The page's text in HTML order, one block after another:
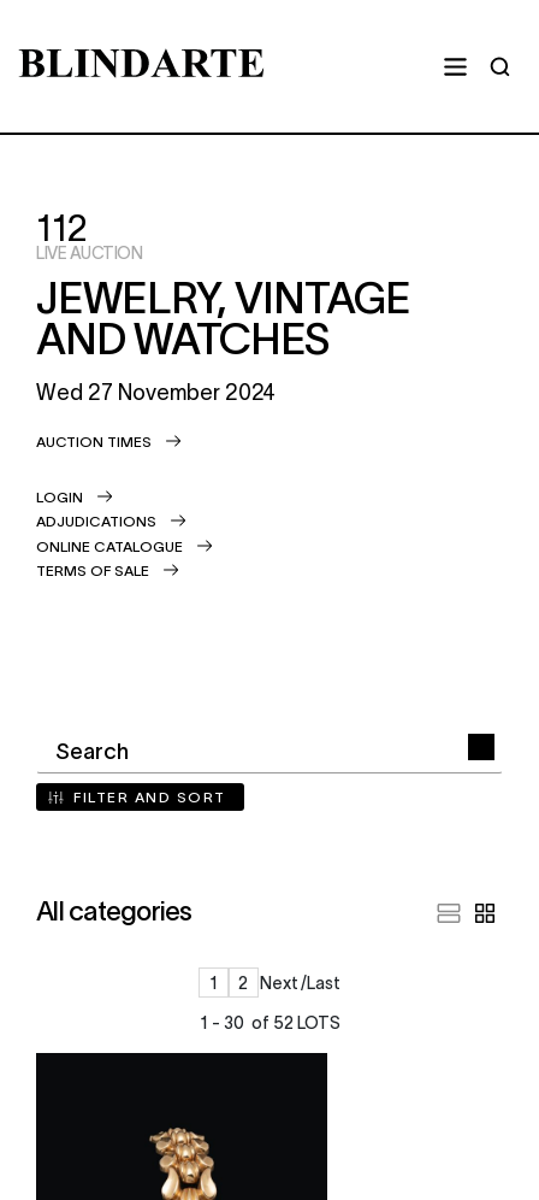
112
LIVE AUCTION
JEWELRY, VINTAGE
AND WATCHES
Wed 27 November 2024
AUCTION TIMES
LOGIN
ADJUDICATIONS
ONLINE CATALOGUE
TERMS OF SALE
FILTER AND SORT
All categories
1 - 30 of 52 LOTS
1 2 Next Last